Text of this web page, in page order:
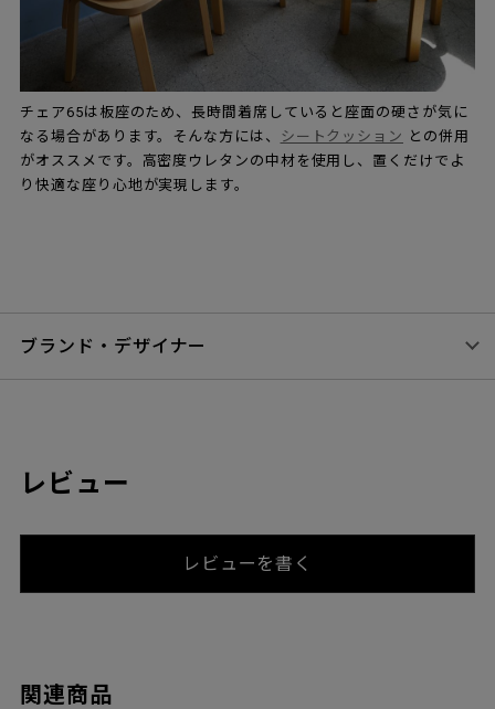
チェア65は板座のため、長時間着席していると座面の硬さが気に
なる場合があります。そんな方には、 シートクッション との併用
がオススメです。高密度ウレタンの中材を使用し、置くだけでよ
り快適な座り心地が実現します。
ブランド・デザイナー
レビュー
レビューを書く
関連商品